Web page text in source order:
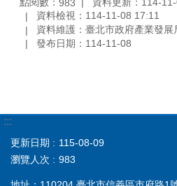
983
資料檢視：114-11-08 17:11
資料維護：臺北市政府產業發展
發布日期：114-11-08
:::
更新日期
115-08-09
瀏覽人次
983